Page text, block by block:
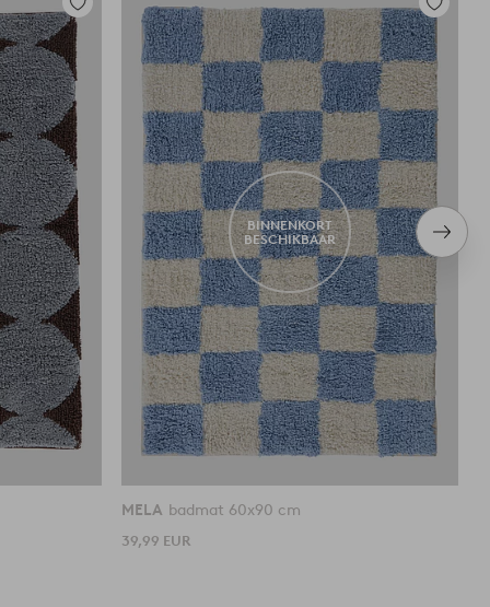
Toevoegen
aan
favorieten
BINNENKORT
BESCHIKBAAR
aan
MELA badmat 60x90 cm
39,99 EUR
item